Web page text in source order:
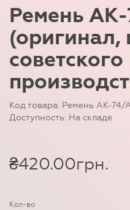
Ремень
(оригинал,
советского
Код товара: Ремень АК-74/
Доступность: На складе
₴420.00грн.
Кол-во